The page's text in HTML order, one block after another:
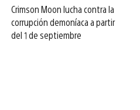
Crimson Moon lucha contra la
corrupción demoníaca a partir
del 1 de septiembre